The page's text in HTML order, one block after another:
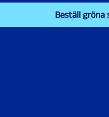
Beställ gröna